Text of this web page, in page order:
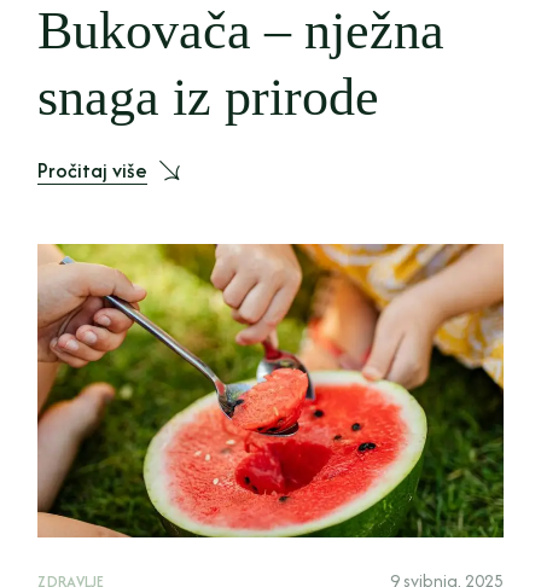
Bukovača – nježna
snaga iz prirode
Pročitaj više
ZDRAVLJE 9 svibnja, 2025